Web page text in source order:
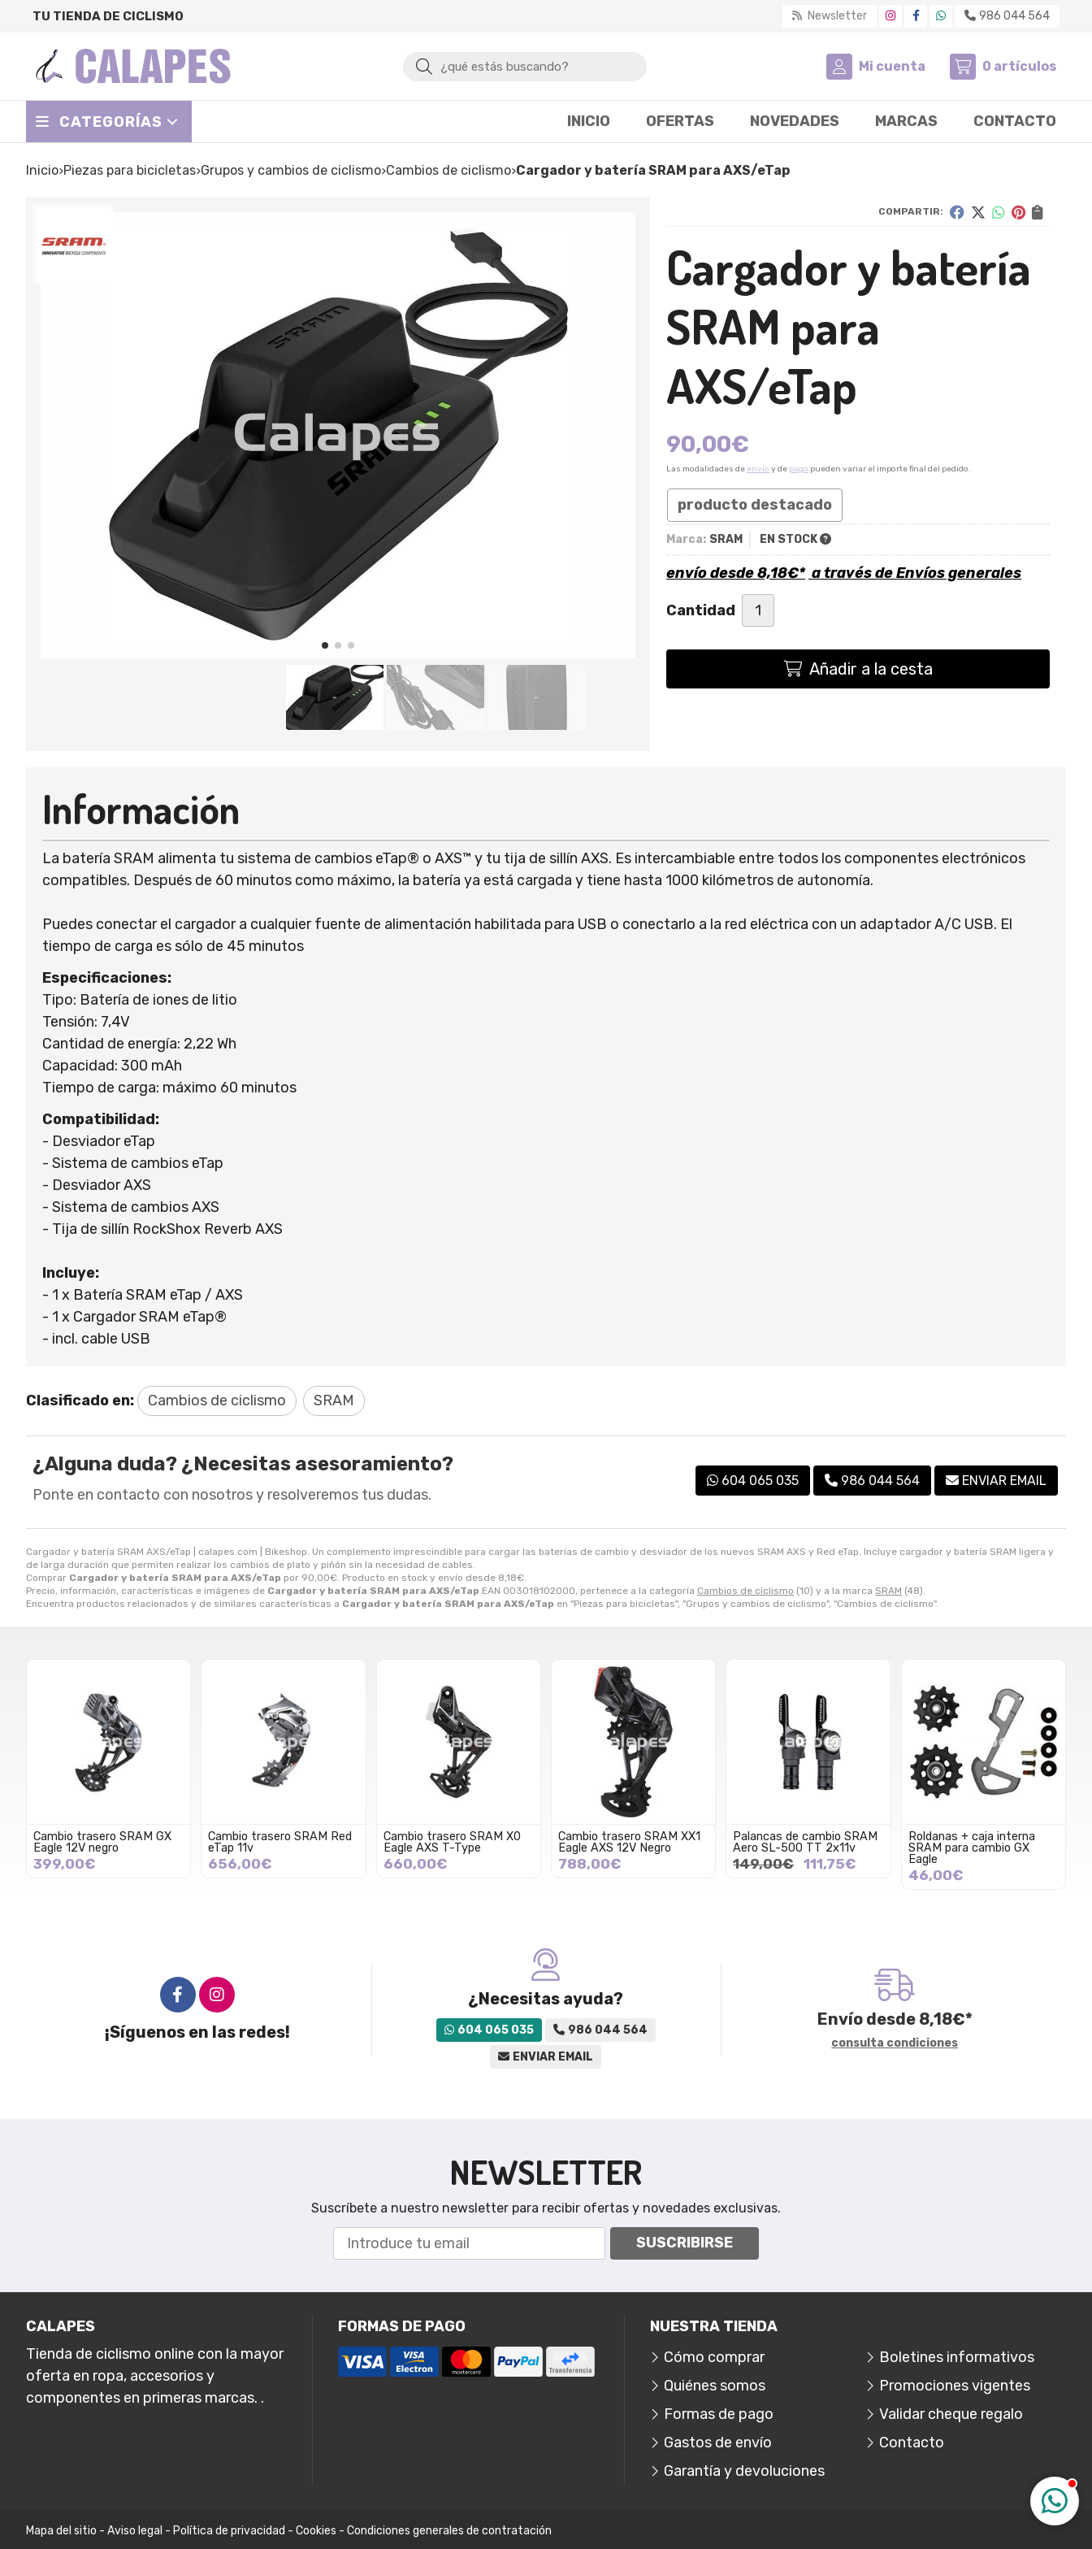
TU TIENDA DE CICLISMO Newsletter 986 044 564
Buscar Mi cuenta 0 artículos
CATEGORÍAS INICIO OFERTAS NOVEDADES MARCAS CONTACTO
Inicio piezas para bicicletas grupos y cambios de ciclismo cambios de ciclismo Cargador y batería SRAM para AXS/eTap
COMPARTIR:
Cargador y batería
SRAM para
AXS/eTap
90,00€
Las modalidades de envío y de pago pueden variar el importe final del pedido.
producto destacado
Marca: SRAM EN STOCK
envío desde8,18€* a través deEnvíos generales
Cantidad
Añadir a la cesta
Cargador y batería SRAM AXS/eTap | calapes.com | Bikeshop. Un complemento imprescindible para cargar las baterías de cambio y desviador de los nuevos SRAM AXS y Red eTap. Incluye cargador y batería SRAM ligera y
de larga duración que permiten realizar los cambios de plato y piñón sin la necesidad de cables.
Comprar Cargador y batería SRAM para AXS/eTap por 90,00€. Producto en stock y envío desde 8,18€.
Precio, información, características e imágenes de Cargador y batería SRAM para AXS/eTap EAN 003018102000, pertenece a la categoría Cambios de ciclismo (10) y a la marca SRAM (48).
Encuentra productos relacionados y de similares características a Cargador y batería SRAM para AXS/eTap en "Piezas para bicicletas", "Grupos y cambios de ciclismo", "Cambios de ciclismo".
Información
La batería SRAM alimenta tu sistema de cambios eTap® o AXS™ y tu tija de sillín AXS. Es intercambiable entre todos los componentes electrónicos
compatibles. Después de 60 minutos como máximo, la batería ya está cargada y tiene hasta 1000 kilómetros de autonomía.
Puedes conectar el cargador a cualquier fuente de alimentación habilitada para USB o conectarlo a la red eléctrica con un adaptador A/C USB. El
tiempo de carga es sólo de 45 minutos
Especificaciones:
Tipo: Batería de iones de litio
Tensión: 7,4V
Cantidad de energía: 2,22 Wh
Capacidad: 300 mAh
Tiempo de carga: máximo 60 minutos
Compatibilidad:
- Desviador eTap
- Sistema de cambios eTap
- Desviador AXS
- Sistema de cambios AXS
- Tija de sillín RockShox Reverb AXS
Incluye:
- 1 x Batería SRAM eTap / AXS
- 1 x Cargador SRAM eTap®
- incl. cable USB
Clasificado en: Cambios de ciclismo SRAM
¿Alguna duda? ¿Necesitas asesoramiento?
Ponte en contacto con nosotros y resolveremos tus dudas.
604 065 035 986 044 564 ENVIAR EMAIL
Cambio trasero SRAM GX
Eagle 12V negro
399,00€
Cambio trasero SRAM Red
eTap 11v
656,00€
Cambio trasero SRAM X0
Eagle AXS T-Type
660,00€
Cambio trasero SRAM XX1
Eagle AXS 12V Negro
788,00€
Palancas de cambio SRAM
Aero SL-500 TT 2x11v
149,00€ 111,75€
Roldanas + caja interna
SRAM para cambio GX
Eagle
46,00€
¡Síguenos en las redes!
¿Necesitas ayuda?
604 065 035
986 044 564
ENVIAR EMAIL
Envío desde 8,18€*
consulta condiciones
NEWSLETTER
Suscríbete a nuestro newsletter para recibir ofertas y novedades exclusivas.
SUSCRIBIRSE
CALAPES
Tienda de ciclismo online con la mayor
oferta en ropa, accesorios y
componentes en primeras marcas. .
FORMAS DE PAGO
NUESTRA TIENDA
Cómo comprar
Quiénes somos
Formas de pago
Gastos de envío
Garantía y devoluciones
Boletines informativos
Promociones vigentes
Validar cheque regalo
Contacto
Mapa del sitio - Aviso legal - Política de privacidad - Cookies - Condiciones generales de contratación